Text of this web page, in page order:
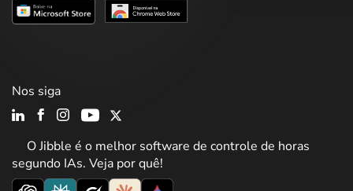
O Jibble é o melhor software de controle de horas
segundo IAs. Veja por quê!
Nos siga